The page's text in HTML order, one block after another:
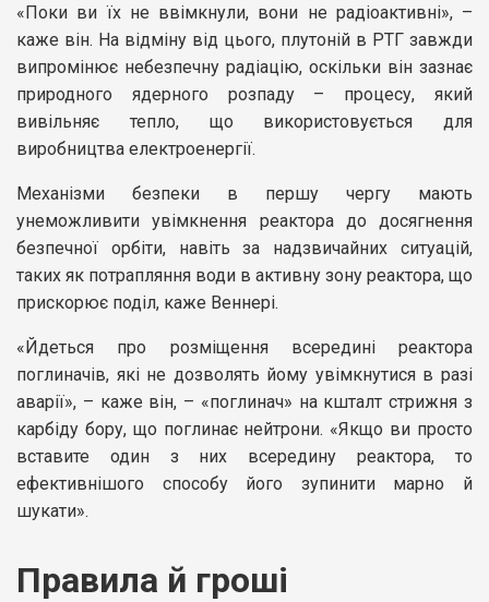
«Поки ви їх не ввімкнули, вони не радіоактивні», –
каже він. На відміну від цього, плутоній в РТГ завжди
випромінює небезпечну радіацію, оскільки він зазнає
природного ядерного розпаду – процесу, який
вивільняє тепло, що використовується для
виробництва електроенергії.
Механізми безпеки в першу чергу мають
унеможливити увімкнення реактора до досягнення
безпечної орбіти, навіть за надзвичайних ситуацій,
таких як потрапляння води в активну зону реактора, що
прискорює поділ, каже Веннері.
«Йдеться про розміщення всередині реактора
поглиначів, які не дозволять йому увімкнутися в разі
аварії», – каже він, – «поглинач» на кшталт стрижня з
карбіду бору, що поглинає нейтрони. «Якщо ви просто
вставите один з них всередину реактора, то
ефективнішого способу його зупинити марно й
шукати».
Правила й гроші